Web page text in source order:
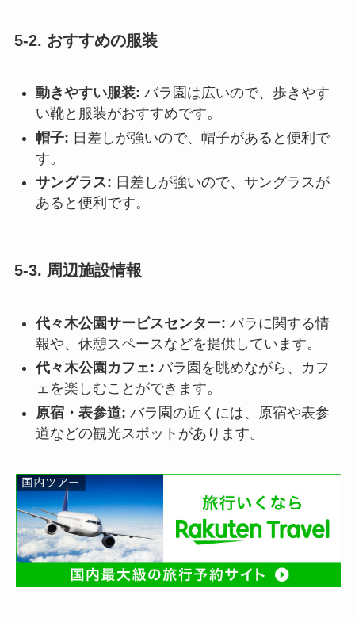
5-2. おすすめの服装
動きやすい服装: バラ園は広いので、歩きやす
い靴と服装がおすすめです。
帽子: 日差しが強いので、帽子があると便利で
す。
サングラス: 日差しが強いので、サングラスが
あると便利です。
5-3. 周辺施設情報
代々木公園サービスセンター: バラに関する情
報や、休憩スペースなどを提供しています。
代々木公園カフェ: バラ園を眺めながら、カフ
ェを楽しむことができます。
原宿・表参道: バラ園の近くには、原宿や表参
道などの観光スポットがあります。